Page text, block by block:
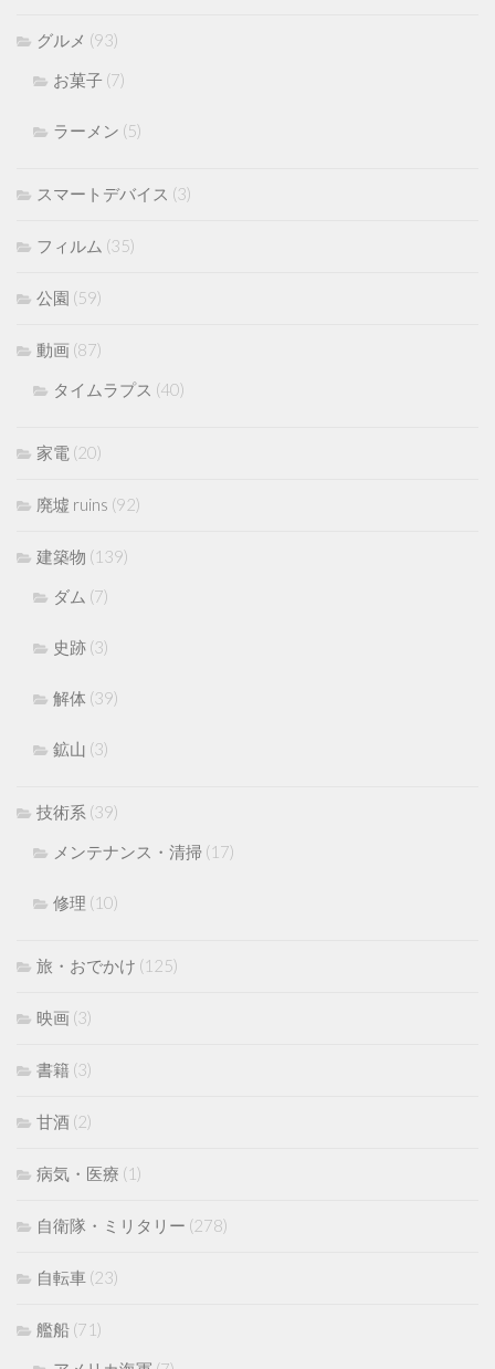
グルメ (93)
お菓子 (7)
ラーメン (5)
スマートデバイス (3)
フィルム (35)
公園 (59)
動画 (87)
タイムラプス (40)
家電 (20)
廃墟 ruins (92)
建築物 (139)
ダム (7)
史跡 (3)
解体 (39)
鉱山 (3)
技術系 (39)
メンテナンス・清掃 (17)
修理 (10)
旅・おでかけ (125)
映画 (3)
書籍 (3)
甘酒 (2)
病気・医療 (1)
自衛隊・ミリタリー (278)
自転車 (23)
艦船 (71)